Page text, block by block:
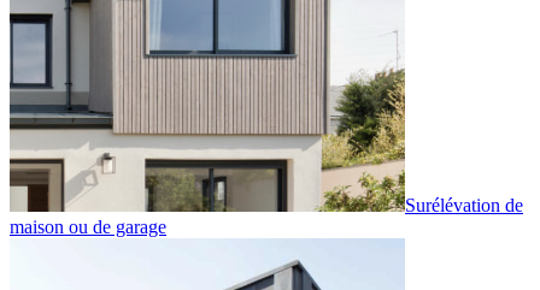
Surélévation de
maison ou de garage